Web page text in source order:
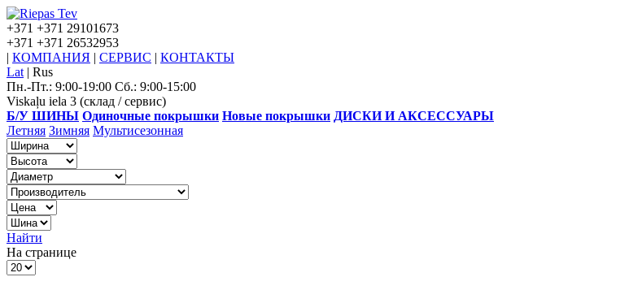
+371 +371 29101673
+371 +371 26532953
| КОМПАНИЯ | СЕРВИС | КОНТАКТЫ
Lat | Rus
Пн.-Пт.: 9:00-19:00 Сб.: 9:00-15:00
Viskaļu iela 3 (склад / сервис)
Б/У ШИНЫ Одиночные покрышки Новые покрышки ДИСКИ И АКСЕССУАРЫ
Летняя Зимняя Мультисезонная
Найти
На странице